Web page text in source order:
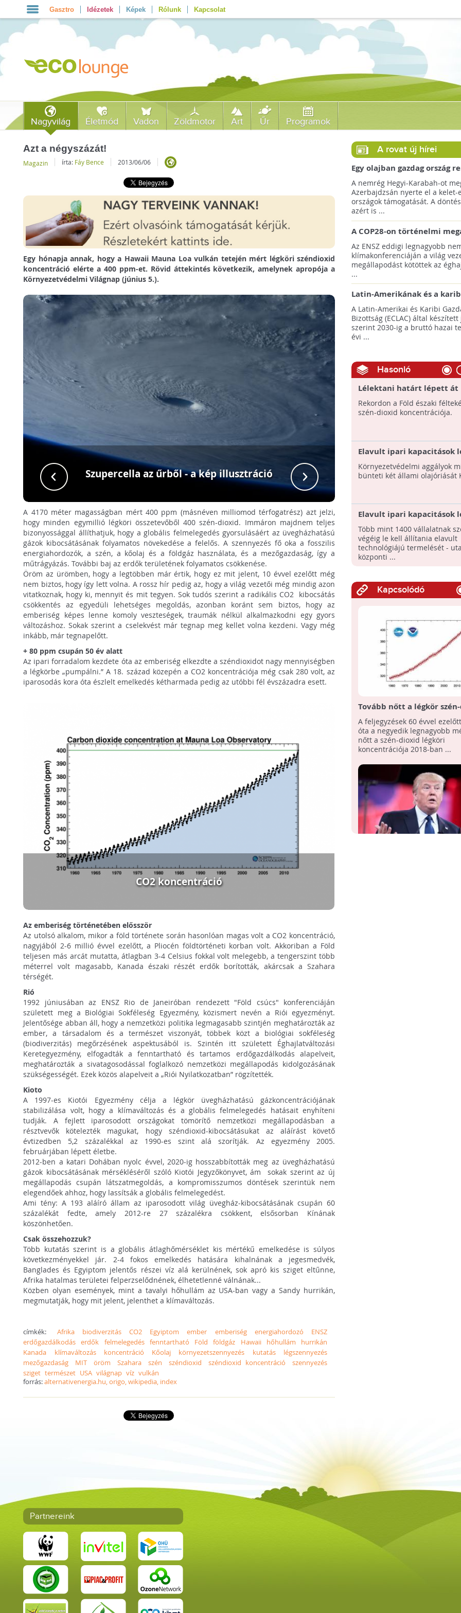
Gasztro Idézetek Képek Rólunk Kapcsolat
Nagyvilág Életmód Vadon Zöldmotor Art Űr Programok
Azt a négyszázát!
Magazin írta: Fáy Bence 2013/06/06
Egy hónapja annak, hogy a Hawaii Mauna Loa vulkán tetején mért légköri széndioxid
koncentráció elérte a 400 ppm-et. Rövid áttekintés következik, amelynek apropója a
Környezetvédelmi Világnap (június 5.).
Szupercella az űrből - a kép illusztráció
A 4170 méter magasságban mért 400 ppm (másnéven milliomod térfogatrész) azt jelzi,
hogy minden egymillió légköri összetevőből 400 szén-dioxid. Immáron majdnem teljes
bizonyossággal állíthatjuk, hogy a globális felmelegedés gyorsulásáért az üvegházhatású
gázok kibocsátásának folyamatos növekedése a felelős. A szennyezés fő oka a fosszilis
energiahordozók, a szén, a kőolaj és a földgáz használata, és a mezőgazdaság, így a
műtrágyázás. További baj az erdők területének folyamatos csökkenése.
Öröm az ürömben, hogy a legtöbben már értik, hogy ez mit jelent, 10 évvel ezelőtt még
nem biztos, hogy így lett volna. A rossz hír pedig az, hogy a világ vezetői még mindig azon
vitatkoznak, hogy ki, mennyit és mit tegyen. Sok tudós szerint a radikális CO2 kibocsátás
csökkentés az egyedüli lehetséges megoldás, azonban koránt sem biztos, hogy az
emberiség képes lenne komoly veszteségek, traumák nélkül alkalmazkodni egy gyors
változáshoz. Sokak szerint a cselekvést már tegnap meg kellet volna kezdeni. Vagy még
inkább, már tegnapelőtt.
+80 ppm csupán 50 év alatt
Az ipari forradalom kezdete óta az emberiség elkezdte a széndioxidot nagy mennyiségben
a légkörbe „pumpálni.” A 18. század közepén a CO2 koncentrációja még csak 280 volt, az
iparosodás kora óta észlelt emelkedés kétharmada pedig az utóbbi fél évszázadra esett.
CO2 koncentráció
Az emberiség történetében elősször
Az utolsó alkalom, mikor a föld története során hasonlóan magas volt a CO2 koncentráció,
nagyjából 2-6 millió évvel ezelőtt, a Pliocén földtörténeti korban volt. Akkoriban a Föld
teljesen más arcát mutatta, átlagban 3-4 Celsius fokkal volt melegebb, a tengerszint több
méterrel volt magasabb, Kanada északi részét erdők borították, akárcsak a Szahara
térségét.
Rió
1992 júniusában az ENSZ Rio de Janeiróban rendezett "Föld csúcs" konferenciáján
született meg a Biológiai Sokféleség Egyezmény, közismert nevén a Riói egyezményt.
Jelentősége abban áll, hogy a nemzetközi politika legmagasabb szintjén meghatározták az
ember, a társadalom és a természet viszonyát, többek közt a biológiai sokféleség
(biodiverzitás) megőrzésének aspektusából is. Szintén itt született Éghajlatváltozási
Keretegyezmény, elfogadták a fenntartható és tartamos erdőgazdálkodás alapelveit,
meghatározták a sivatagosodással foglalkozó nemzetközi megállapodás kidolgozásának
szükségességét. Ezek közös alapelveit a „Riói Nyilatkozatban” rögzítették.
Kioto
A 1997-es Kiotói Egyezmény célja a légkör üvegházhatású gázkoncentrációjának
stabilizálása volt, hogy a klímaváltozás és a globális felmelegedés hatásait enyhíteni
tudják. A fejlett iparosodott országokat tömörítő nemzetközi megállapodásban a
résztvevők kötelezték magukat, hogy széndioxid-kibocsátásukat az aláírást követő
évtizedben 5,2 százalékkal az 1990-es szint alá szorítják. Az egyezmény 2005.
februárjában lépett életbe.
2012-ben a katari Dohában nyolc évvel, 2020-ig hosszabbították meg az üvegházhatású
gázok kibocsátásának mérsékléséről szóló Kiotói Jegyzőkönyvet, ám sokak szerint az új
megállapodás csupán látszatmegoldás, a kompromisszumos döntések szerintük nem
elegendőek ahhoz, hogy lassítsák a globális felmelegedést.
Ami tény: A 193 aláíró állam az iparosodott világ üvegház-kibocsátásának csupán 60
százalékát fedte, amely 2012-re 27 százalékra csökkent, elsősorban Kínának
köszönhetően.
Csak összehozzuk?
Több kutatás szerint is a globális átlaghőmérséklet kis mértékű emelkedése is súlyos
következményekkel jár. 2-4 fokos emelkedés hatására kihalnának a jegesmedvék,
Banglades és Egyiptom jelentős részei víz alá kerülnének, sok apró kis sziget eltűnne,
Afrika hatalmas területei felperzselődnének, élhetetlenné válnának...
Közben olyan események, mint a tavalyi hőhullám az USA-ban vagy a Sandy hurrikán,
megmutatják, hogy mit jelent, jelenthet a klímaváltozás.
címkék: Afrika biodiverzitás CO2 Egyiptom ember emberiség energiahordozó
ENSZ
erdőgazdálkodás erdők felmelegedés fenntartható Föld földgáz Hawaii hőhullám
hurrikán
Kanada
klímaváltozás koncentráció Kőolaj környezetszennyezés kutatás
légszennyezés
mezőgazdaság
MIT öröm Szahara szén széndioxid széndioxid koncentráció
szennyezés
sziget természet USA világnap víz vulkán
forrás:alternativenergia.hu, origo, wikipedia, index
A rovat új hírei
Egy olajban gazdag ország
jövőre a COP29 klímacsúcsot
A nemrég Hegyi-Karabah-ot
Azerbajdzsán nyerte el a kelet-
országok támogatását. A
azért is ...
A COP28-on történelmi
született! - Összefoglaló az
klímacsúcsáról
Az ENSZ eddigi legnagyobb
klímakonferenciáján a világ
megállapodást kötöttek az
...
Latin-Amerikának és a
térségnek növelniük kell
az éghajlatvédelmi célok
A Latin-Amerikai és Karibi
Bizottság (ECLAC) által
szerint 2030-ig a bruttó hazai
évi ...
Hasonló
Lélektani határt lépett át
Rekordon a Föld északi
szén-dioxid koncentrációja.
Elavult ipari kapacitások
- 2
Környezetvédelmi aggályok
bünteti két állami olajóriását
Elavult ipari kapacitások
Több mint 1400 vállalatnak
végéig le kell állítania elavult
technológiájú termelését -
központi ...
Kapcsolódó
Tovább nőtt a légkör
koncentrációja
A feljegyzések 60 évvel
óta a negyedik legnagyobb
nőtt a szén-dioxid légköri
koncentrációja 2018-ban ...
Partnereink